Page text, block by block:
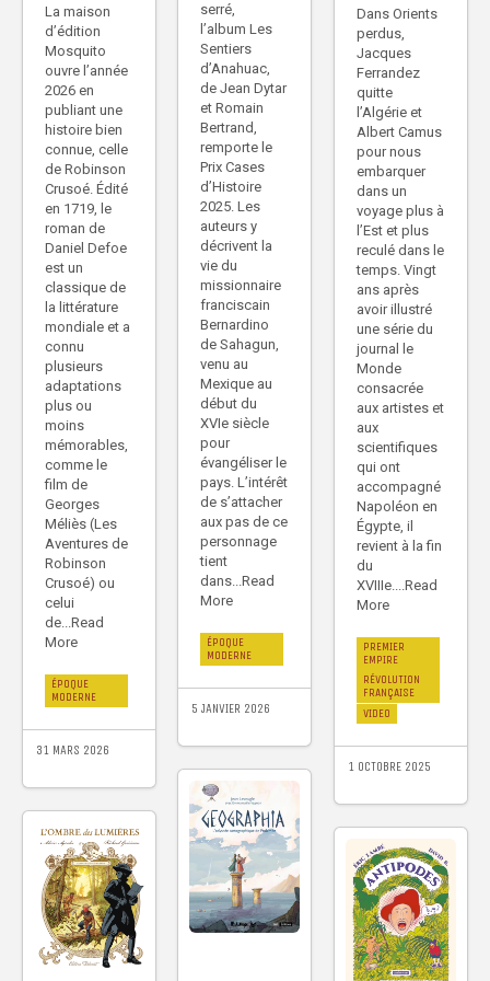
La maison
d’édition
Mosquito
ouvre l’année
2026 en
publiant une
histoire bien
connue, celle
de Robinson
Crusoé. Édité
en 1719, le
roman de
Daniel Defoe
est un
classique de
la littérature
mondiale et a
connu
plusieurs
adaptations
plus ou
moins
mémorables,
comme le
film de
Georges
Méliès (Les
Aventures de
Robinson
Crusoé) ou
celui
de...Read
More
ÉPOQUE
MODERNE
31 MARS 2026
serré,
l’album Les
Sentiers
d’Anahuac,
de Jean Dytar
et Romain
Bertrand,
remporte le
Prix Cases
d’Histoire
2025. Les
auteurs y
décrivent la
vie du
missionnaire
franciscain
Bernardino
de Sahagun,
venu au
Mexique au
début du
XVIe siècle
pour
évangéliser le
pays. L’intérêt
de s’attacher
aux pas de ce
personnage
tient
dans...Read
More
ÉPOQUE
MODERNE
5 JANVIER 2026
Dans Orients
perdus,
Jacques
Ferrandez
quitte
l’Algérie et
Albert Camus
pour nous
embarquer
dans un
voyage plus à
l’Est et plus
reculé dans le
temps. Vingt
ans après
avoir illustré
une série du
journal le
Monde
consacrée
aux artistes et
aux
scientifiques
qui ont
accompagné
Napoléon en
Égypte, il
revient à la fin
du
XVIIIe....Read
More
PREMIER
EMPIRE
RÉVOLUTION
FRANÇAISE
VIDEO
1 OCTOBRE 2025